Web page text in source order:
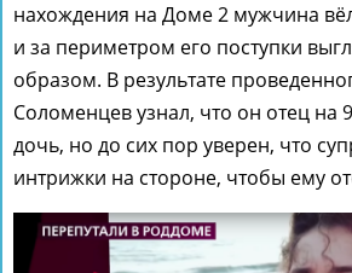
нахождения на Доме 2 мужчина
и за периметром его поступки
образом. В результате
Соломенцев узнал, что он отец на
дочь, но до сих пор уверен, что
интрижки на стороне, чтобы ему